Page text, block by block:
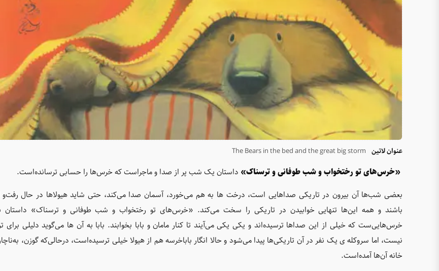
عنوان لاتین The Bears in the bed and the great big storm
«خرس‌های تو رختخواب و شب طوفانی و ترسناک» داستان یک شب پر از صدا و ماجراست که خرس‌ها را حسابی ترسانده‌است.
بعضی شب‌ها آن بیرون در تاریکی صدا‌هایی است، درخت ها به هم می‌خورد، آسمان صدا می‌کند، حتی شاید هیولاها در حال رفت‌و
باشند و همه این‌ها تنهایی خوابیدن در تاریکی را سخت می‌کند. «خرس‌های تو رختخواب و شب طوفانی و ترسناک» داستان
خرس‌هایی‌ست که خیلی از این صداها ترسیده‌اند و یکی یکی می‌آیند تا کنار مامان و بابا بخوابند. بابا به آن ها می‌گوید دلیلی برای
نیست، اما سر‌و‌کله ی یک نفر در آن تاریکی‌ها پیدا می‌شود و حالا انگار باباخرسه هم از هیولا خیلی ترسیده‌است، درحالی‌که گوزن،
خانه آن‌ها آمده‌‌است.